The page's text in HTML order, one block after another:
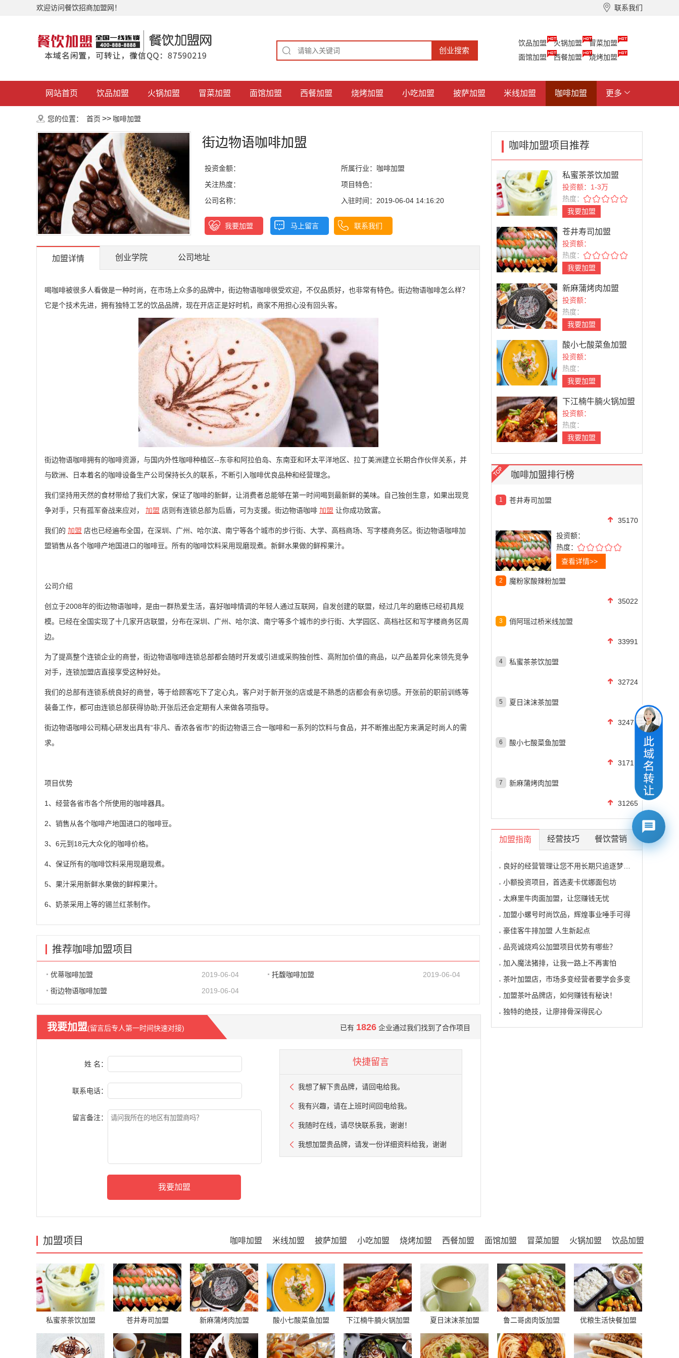
欢迎访问餐饮招商加盟网！ 联系我们
饮品加盟 火锅加盟
冒菜加盟
面馆加盟
西餐加盟 烧烤加盟
网站首页 饮品加盟 火锅加盟 冒菜加盟 面馆加盟 西餐加盟 烧烤加盟 小吃加盟 披萨加盟 米线加盟 咖啡加盟 更多
您的位置： 首页 >> 咖啡加盟
街边物语咖啡加盟
投资金额： 所属行业：
咖啡加盟
关注热度：
项目特色：
公司名称：
入驻时间：2019-06-04 14:16:20
我要加盟 马上留言 联系我们
加盟详情 创业学院 公司地址
喝咖啡被很多人看做是一种时尚，在市场上众多的品牌中，街边物语咖啡很受欢迎，不仅品质好，也非常有特色。街边物语咖啡怎么样？
它是个技术先进，拥有独特工艺的饮品品牌，现在开店正是好时机，商家不用担心没有回头客。
街边物语咖啡拥有的咖啡资源，与国内外性咖啡种植区--东非和阿拉伯岛、东南亚和环太平洋地区、拉丁美洲建立长期合作伙伴关系，并
与欧洲、日本着名的咖啡设备生产公司保持长久的联系，不断引入咖啡优良品种和经营理念。
我们坚持用天然的食材带给了我们大家，保证了咖啡的新鲜，让消费者总能够在第一时间喝到最新鲜的美味。自己独创生意，如果出现竞
争对手，只有孤军奋战来应对，
加盟 店则有连锁总部为后盾，可为支援。街边物语咖啡 加盟 让你成功致富。
我们的 加盟 店也已经遍布全国，在深圳、广州、哈尔滨、南宁等各个城市的步行街、大学、高档商场、写字楼商务区。街边物语咖啡加
盟销售从各个咖啡产地国进口的咖啡豆。所有的咖啡饮料采用现磨现煮。新鲜水果做的鲜榨果汁。
公司介绍
创立于2008年的街边物语咖啡，是由一群热爱生活，喜好咖啡情调的年轻人通过互联网，自发创建的联盟，经过几年的磨练已经初具规
模。已经在全国实现了十几家开店联盟，分布在深圳、广州、哈尔滨、南宁等多个城市的步行街、大学园区、高档社区和写字楼商务区周
边。
为了提高整个连锁企业的商誉，街边物语咖啡连锁总部都会随时开发或引进或采购独创性、高附加价值的商品，以产品差异化来领先竞争
对手，连锁加盟店直接享受这种好处。
我们的总部有连锁系统良好的商誉，等于给顾客吃下了定心丸，客户对于新开张的店或是不熟悉的店都会有亲切感。开张前的职前训练等
装备工作，都可由连锁总部获得协助;开张后还会定期有人来做各项指导。
街边物语咖啡公司精心研发出具有“非凡、香浓各省市”的街边物语三合一咖啡和一系列的饮料与食品，并不断推出配方来满足时尚人的需
求。
项目优势
1、经营各省市各个所使用的咖啡器具。
2、销售从各个咖啡产地国进口的咖啡豆。
3、6元到18元大众化的咖啡价格。
4、保证所有的咖啡饮料采用现磨现煮。
5、果汁采用新鲜水果做的鲜榨果汁。
6、奶茶采用上等的锡兰红茶制作。
推荐咖啡加盟项目
优蒂咖啡加盟 2019-06-04 托馥咖啡加盟
2019-06-04
街边物语咖啡加盟
2019-06-04
我要加盟(留言后专人第一时间快速对接) 已有 1826 企业通过我们找到了合作项目
姓 名：
联系电话：
留言备注：
快捷留言
我想了解下贵品牌，请回电给我。
我有兴趣，请在上班时间回电给我。
我随时在线，请尽快联系我，谢谢！
我想加盟贵品牌，请发一份详细资料给我，谢谢
咖啡加盟项目推荐
私蜜茶茶饮加盟
投资额：1-3万
热度：
我要加盟
苍井寿司加盟
投资额：
热度：
我要加盟
新麻蒲烤肉加盟
投资额：
热度：
我要加盟
酸小七酸菜鱼加盟
投资额：
热度：
我要加盟
下江楠牛腩火锅加盟
投资额：
热度：
我要加盟
咖啡加盟排行榜
1 苍井寿司加盟
35170
投资额：
热度：
查看详情>>
2 魔粉家酸辣粉加盟
35022
3 俏阿瑶过桥米线加盟
33991
4 私蜜茶茶饮加盟
32724
5 夏日沫沫茶加盟
32475
6 酸小七酸菜鱼加盟
31710
7 新麻蒲烤肉加盟
31265
加盟指南 经营技巧 餐饮营销
良好的经营管理让您不用长期只追逐梦想的影子
小额投资项目，首选麦卡优娜面包坊
太麻里牛肉面加盟，让您赚钱无忧
加盟小螺号时尚饮品，辉煌事业唾手可得
豪佳客牛排加盟 人生新起点
品亮诚烧鸡公加盟项目优势有哪些？
加入魔法猪排，让我一路上不再害怕
茶叶加盟店，市场多变经营者要学会多变
加盟茶叶品牌店，如何赚钱有秘诀！
独特的绝技，让廖排骨深得民心
加盟项目 饮品加盟
火锅加盟
冒菜加盟
面馆加盟
西餐加盟
烧烤加盟
小吃加盟
披萨加盟
米线加盟
咖啡加盟
私蜜茶茶饮加盟 苍井寿司加盟 新麻蒲烤肉加盟 酸小七酸菜鱼加盟 下江楠牛腩火锅加盟 夏日沫沫茶加盟 鲁二哥卤肉饭加盟 优粮生活快餐加盟